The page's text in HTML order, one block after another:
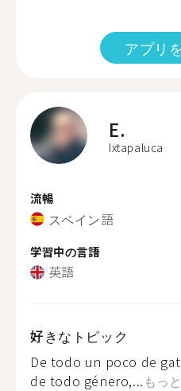
アプリ
E.
Ixtapaluca
流暢
スペイン語
学習中の言語
英語
好きなトピック
De todo un poco de
de todo género,... もっ